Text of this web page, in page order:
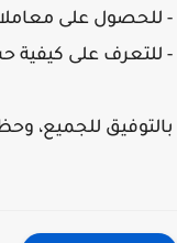
على معاملات
على كيفية
للجميع، وحظ